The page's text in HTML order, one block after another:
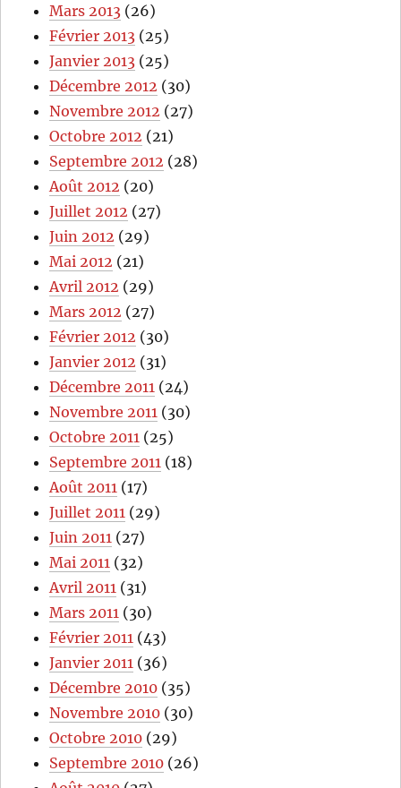
Mars 2013 (26)
Février 2013 (25)
Janvier 2013 (25)
Décembre 2012 (30)
Novembre 2012 (27)
Octobre 2012 (21)
Septembre 2012 (28)
Août 2012 (20)
Juillet 2012 (27)
Juin 2012 (29)
Mai 2012 (21)
Avril 2012 (29)
Mars 2012 (27)
Février 2012 (30)
Janvier 2012 (31)
Décembre 2011 (24)
Novembre 2011 (30)
Octobre 2011 (25)
Septembre 2011 (18)
Août 2011 (17)
Juillet 2011 (29)
Juin 2011 (27)
Mai 2011 (32)
Avril 2011 (31)
Mars 2011 (30)
Février 2011 (43)
Janvier 2011 (36)
Décembre 2010 (35)
Novembre 2010 (30)
Octobre 2010 (29)
Septembre 2010 (26)